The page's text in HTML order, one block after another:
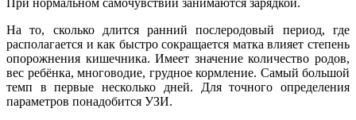
На то, сколько длится ранний послеродовый период, где
располагается и как быстро сокращается матка влияет степень
опорожнения кишечника. Имеет значение количество родов,
вес ребёнка, многоводие, грудное кормление. Самый большой
темп в первые несколько дней. Для точного определения
параметров понадобится УЗИ.